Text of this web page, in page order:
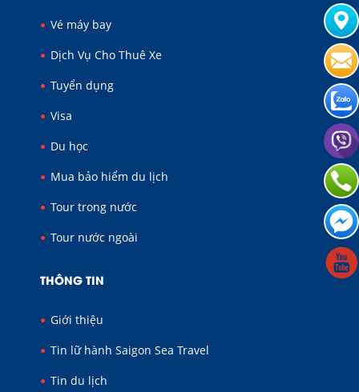
Vé máy bay
Dịch Vụ Cho Thuê Xe
Tuyển dụng
Visa
Du học
Mua bảo hiểm du lịch
Tour trong nước
Tour nước ngoài
THÔNG TIN
Giới thiệu
Tin lữ hành Saigon Sea Travel
Tin du lịch